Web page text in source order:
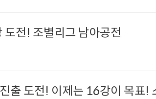
전! 조별리그 남아공전
출 도전! 이제는 16강이 목표!